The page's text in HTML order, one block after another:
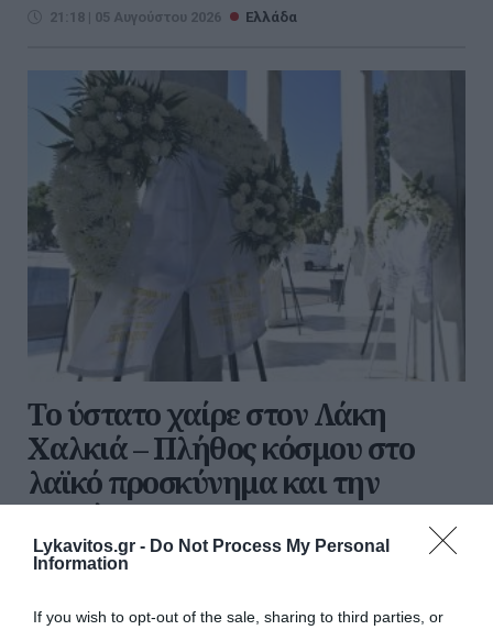
Lykavitos.gr - Do Not Process My Personal
Information
If you wish to opt-out of the sale, sharing to third parties, or
21:18 | 05 Αυγούστου 2026 Ελλάδα
Το ύστατο χαίρε στον Λάκη
Χαλκιά – Πλήθος κόσμου στο
λαϊκό προσκύνημα και την
κηδεία
Συντετριμμένη και με δάκρια στα μάτια έφτασε στο
η Αλέκα, για την κηδεία του αγαπημένου της. Η ίδια,